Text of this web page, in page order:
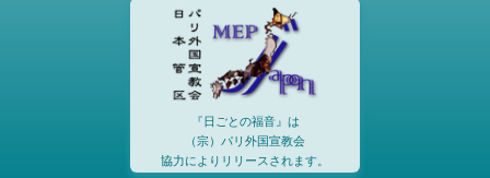
『日ごとの福音』は
（宗）パリ外国宣教会
協力によりリリースされます。